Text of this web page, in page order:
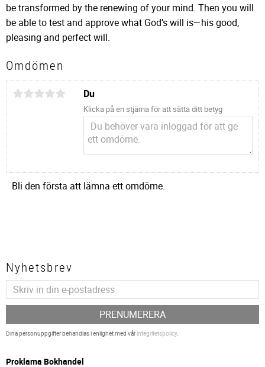
be transformed by the renewing of your mind. Then you will
be able to test and approve what God’s will is—his good,
pleasing and perfect will.
Omdömen
Du
Klicka på en stjärna för att sätta ditt betyg
Bli den första att lämna ett omdöme.
Nyhetsbrev
PRENUMERERA
Dina personuppgifter behandlas i enlighet med vårintegritetspolicy.
Proklama Bokhandel